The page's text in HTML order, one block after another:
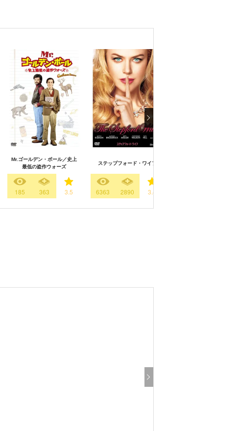
Mr.ゴールデン・ボール／史上
最低の盗作ウォーズ
185 363 3.5
ステップフォード・ワイフ
6363 2890 3.4